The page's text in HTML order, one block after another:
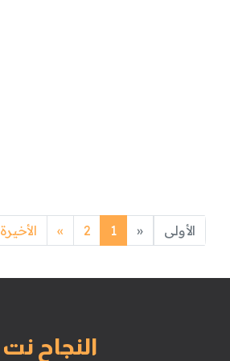
الأولى «
Previous
1
2
»
Nextالأخيرة
النجاح نت